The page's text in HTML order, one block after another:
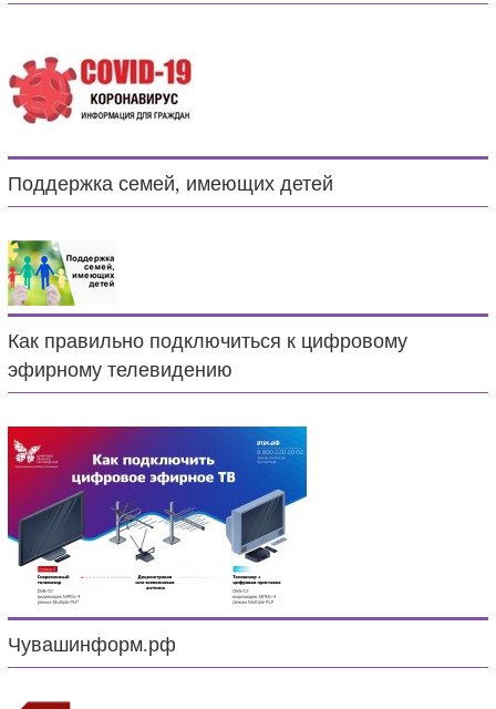
Поддержка семей, имеющих детей
Как правильно подключиться к цифровому
эфирному телевидению
Чувашинформ.рф